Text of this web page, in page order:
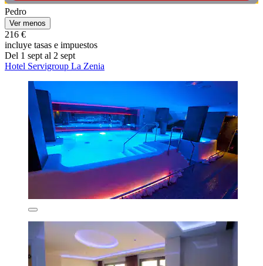
Pedro
Ver menos
216 €
incluye tasas e impuestos
Del 1 sept al 2 sept
Hotel Servigroup La Zenia